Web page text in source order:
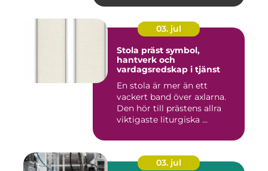
03. jul
Stola präst symbol,
hantverk och
vardagsredskap i tjänst
En stola är mer än ett
vackert band över axlarna.
Den hör till prästens allra
viktigaste liturgiska ...
03. jul